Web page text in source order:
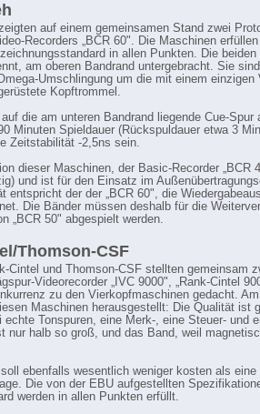
auf einem gemeinsamen Stand zwei
Recorders „BCR 60". Die Maschinen
in allen Punkten. Die
am oberen Bandrand untergebracht. Sie
Umschlingung um die mit einem einzigen
Kopftrommel.
die am unteren Bandrand liegende Cue-
Minuten Spieldauer (Rückspuldauer etwa 3
Zeitstabilität -2,5ns sein.
dieser Maschinen, der Basic-Recorder „BCR
und ist für den Einsatz im
entspricht der der „BCR 60", die
Die Bänder müssen deshalb für die
„BCR 50" abgespielt werden.
Thomson-CSF
Cintel und Thomson-CSF stellten gemeinsam
Videorecorder „IVC 9000", „Rank-Cintel
zu den Vierkopfmaschinen gedacht.
Maschinen herausgestellt: Die Qualität ist
echte Tonspuren, eine Merk-, eine Steuer- und
nur halb so groß, und das Band, weil
ebenfalls wesentlich weniger kosten als eine
Die von der EBU aufgestellten
werden in allen Punkten erfüllt.